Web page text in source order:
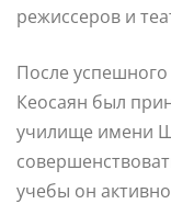
режиссеров и
После
Кеосаян был
училище имени
учебы он